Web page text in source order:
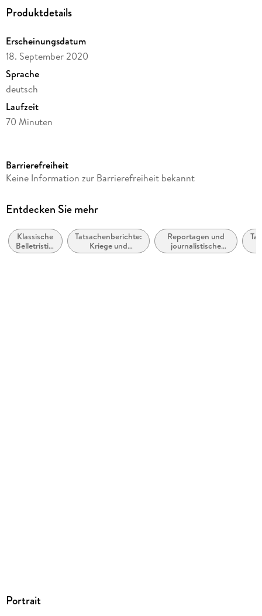
Produktdetails
Erscheinungsdatum
18. September 2020
Sprache
deutsch
Laufzeit
70 Minuten
Sprecher/Sprecherin
Verlag/Hersteller
Produktart
CD
Barrierefreiheit
Keine Information zur Barrierefreiheit bekannt
Entdecken Sie mehr
Klassische
Belletristik:
allgemein
Tatsachenberichte:
Kriege und
Schlachten
Reportagen und
journalistische
Berichterstattung
Portrait